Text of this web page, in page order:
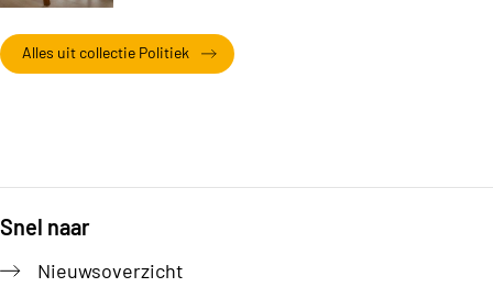
Alles uit collectie Politiek
Snel naar
Nieuwsoverzicht